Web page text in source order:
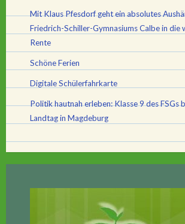
Mit Klaus Pfesdorf geht ein absolutes
Friedrich-Schiller-Gymnasiums Calbe in die
Rente
Schöne Ferien
Digitale Schülerfahrkarte
Politik hautnah erleben: Klasse 9 des FSGs
Landtag in Magdeburg